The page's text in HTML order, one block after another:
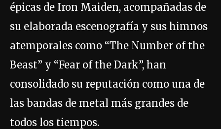
épicas de Iron Maiden, acompañadas de
su elaborada escenografía y sus himnos
atemporales como “The Number of the
Beast” y “Fear of the Dark”, han
consolidado su reputación como una de
las bandas de metal más grandes de
todos los tiempos.